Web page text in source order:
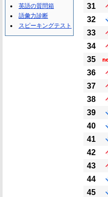
31
32
33
34
35
36
37
38
39
40
41
42
43
44
45
英語の質問箱
語彙力診断
スピーキングテスト